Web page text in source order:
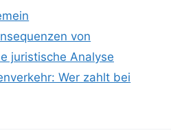
von
juristische Analyse
Wer zahlt bei